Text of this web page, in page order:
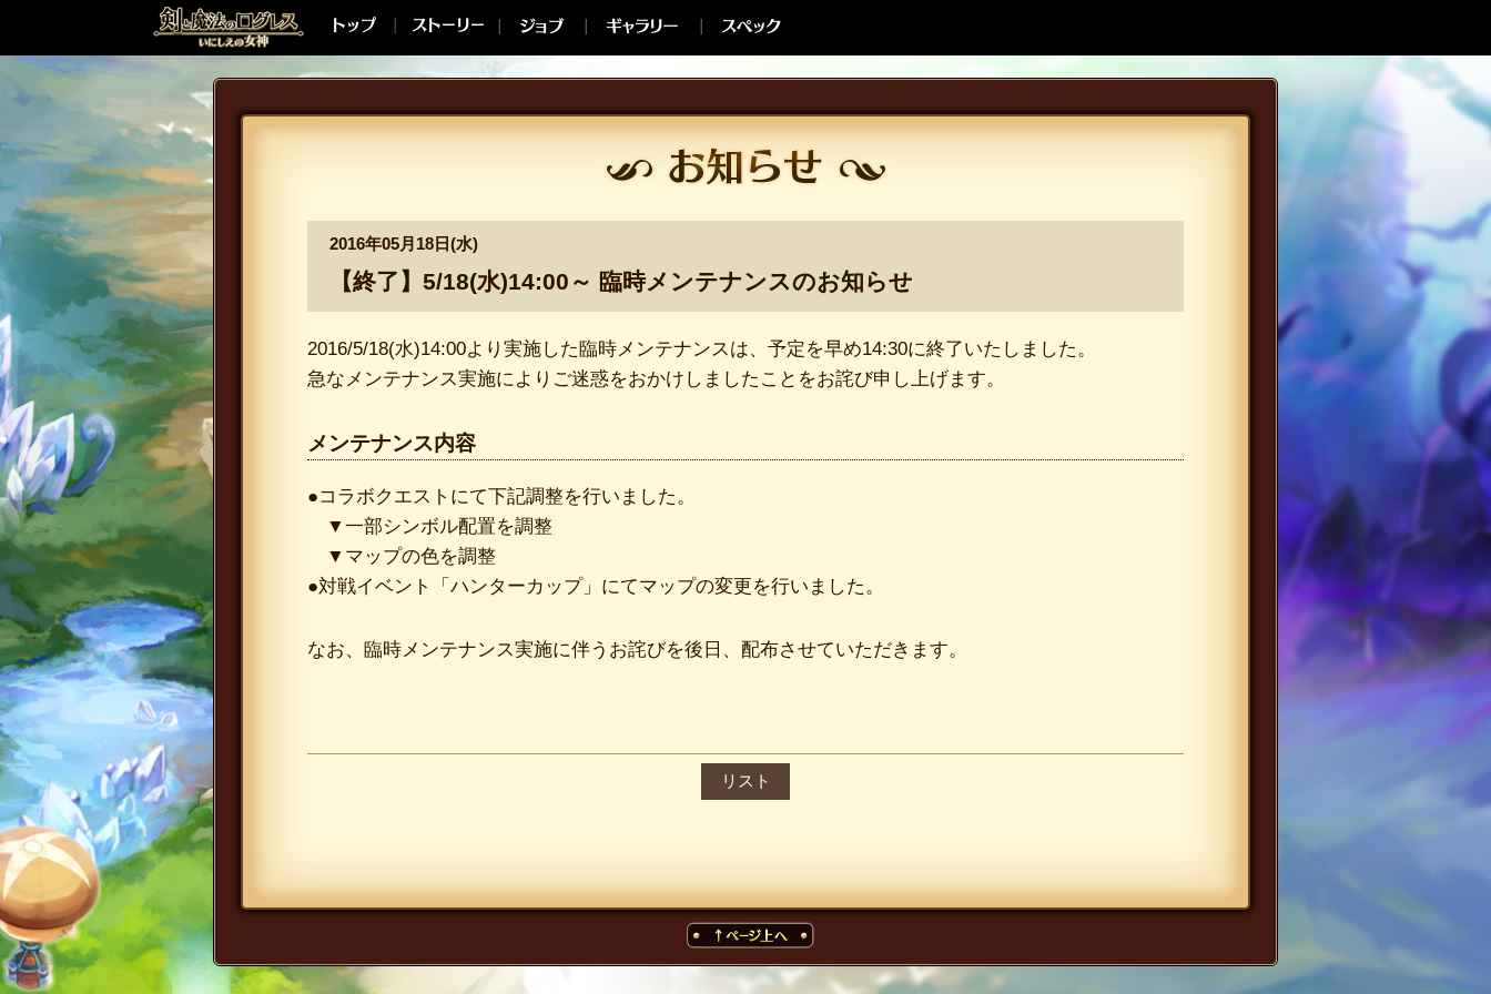
2016年05月18日(水)
【終了】5/18(水)14:00～ 臨時メンテナンスのお知らせ
2016/5/18(水)14:00より実施した臨時メンテナンスは、予定を早め14:30に終了いたしました。
急なメンテナンス実施によりご迷惑をおかけしましたことをお詫び申し上げます。
メンテナンス内容
●コラボクエストにて下記調整を行いました。
▼一部シンボル配置を調整
▼マップの色を調整
●対戦イベント「ハンターカップ」にてマップの変更を行いました。
なお、臨時メンテナンス実施に伴うお詫びを後日、配布させていただきます。
リスト